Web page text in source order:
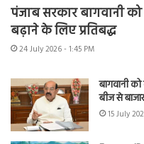
पंजाब सरकार बागवानी
बढ़ाने के लिए प्रतिबद्ध
24 July 2026 - 1:45 PM
बागवानी
बीज से
15 July